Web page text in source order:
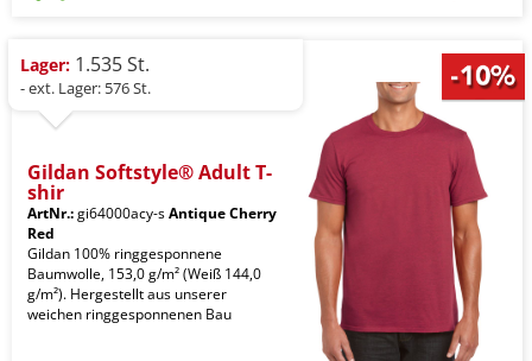
Lager: 1.535 St.
- ext. Lager: 576 St.
Gildan Softstyle® Adult T-
shir
ArtNr.:gi64000acy-sAntique Cherry
Red
Gildan 100% ringgesponnene
Baumwolle, 153,0 g/m² (Weiß 144,0
g/m²). Hergestellt aus unserer
weichen ringgesponnenen Bau